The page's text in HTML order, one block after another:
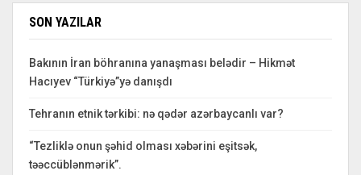
SON YAZILAR
Bakının İran böhranına yanaşması belədir – Hikmət
Hacıyev “Türkiyə”yə danışdı
Tehranın etnik tərkibi: nə qədər azərbaycanlı var?
“Tezliklə onun şəhid olması xəbərini eşitsək,
təəccüblənmərik”.